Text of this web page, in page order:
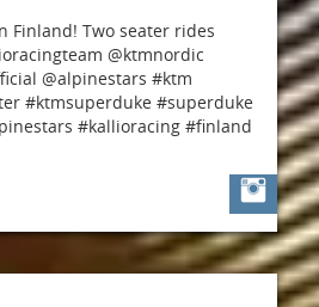
Finland! Two seater rides
@ktmnordic
@alpinestars #ktm
#ktmsuperduke #superduke
#kallioracing #finland